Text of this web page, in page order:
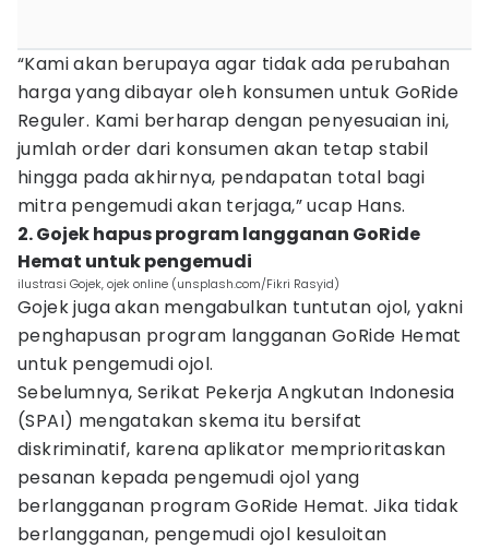
“Kami akan berupaya agar tidak ada perubahan
harga yang dibayar oleh konsumen untuk GoRide
Reguler. Kami berharap dengan penyesuaian ini,
jumlah order dari konsumen akan tetap stabil
hingga pada akhirnya, pendapatan total bagi
mitra pengemudi akan terjaga,” ucap Hans.
2. Gojek hapus program langganan GoRide
Hemat untuk pengemudi
ilustrasi Gojek, ojek online (unsplash.com/Fikri Rasyid)
Gojek juga akan mengabulkan tuntutan ojol, yakni
penghapusan program langganan GoRide Hemat
untuk pengemudi ojol.
Sebelumnya, Serikat Pekerja Angkutan Indonesia
(SPAI) mengatakan skema itu bersifat
diskriminatif, karena aplikator memprioritaskan
pesanan kepada pengemudi ojol yang
berlangganan program GoRide Hemat. Jika tidak
berlangganan, pengemudi ojol kesuloitan